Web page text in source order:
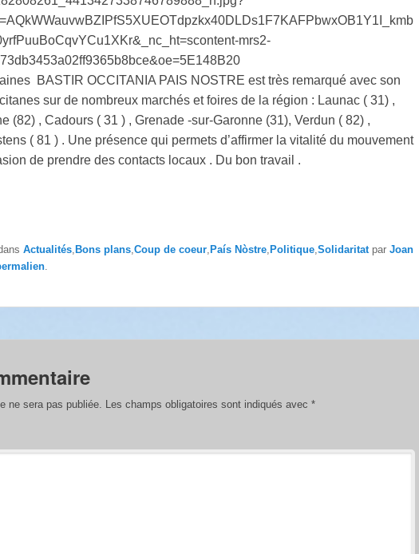
BASTIR OCCITANIA PAIS NOSTRE est très remarqué avec son
sur de nombreux marchés et foires de la région : Launac ( 31) ,
(82) , Cadours ( 31 ) , Grenade -sur-Garonne (31), Verdun ( 82) ,
( 81 ) . Une présence qui permets d’affirmer la vitalité du mouvement
de prendre des contacts locaux . Du bon travail .
Actualités Bons plans Coup de coeur País Nòstre Politique Solidaritat par Joan
ne sera pas publiée. Les champs obligatoires sont indiqués avec *